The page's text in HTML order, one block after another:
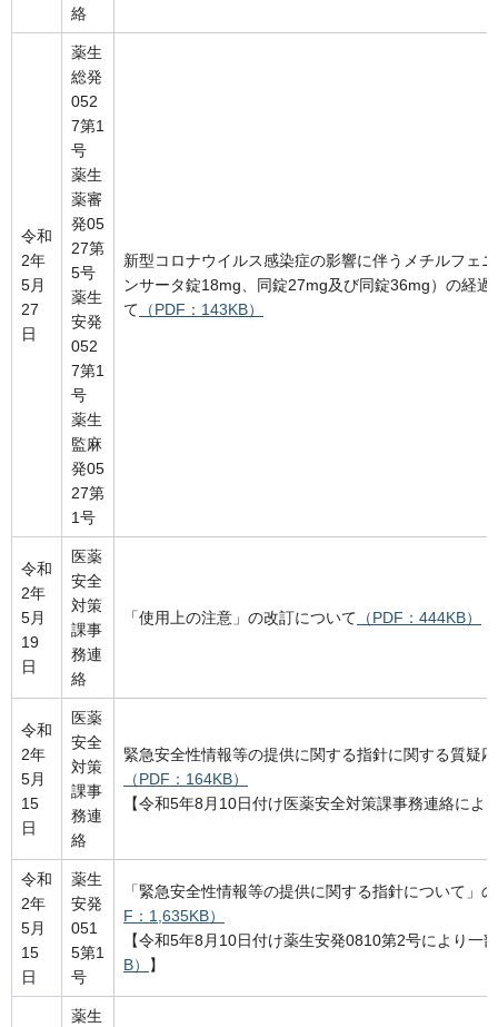
絡
令和
2年
5月
27
日
薬生
総発
052
7第1
号
薬生
薬審
発05
27第
5号
薬生
安発
052
7第1
号
薬生
監麻
発05
27第
1号
新型コロナウイルス感染症の影響に伴うメチルフェ
ンサータ錠18mg、同錠27mg及び同錠36mg）の経
て （PDF：143KB）
令和
2年
5月
19
日
医薬
安全
対策
課事
務連
絡
「使用上の注意」の改訂について （PDF：444KB）
令和
2年
5月
15
日
医薬
安全
対策
課事
務連
絡
緊急安全性情報等の提供に関する指針に関する質疑
（PDF：164KB）
【令和5年8月10日付け医薬安全対策課事務連絡によ
令和
2年
5月
15
日
薬生
安発
051
5第1
号
「緊急安全性情報等の提供に関する指針について」
F：1,635KB）
【令和5年8月10日付け薬生安発0810第2号により一
B）
】
薬生